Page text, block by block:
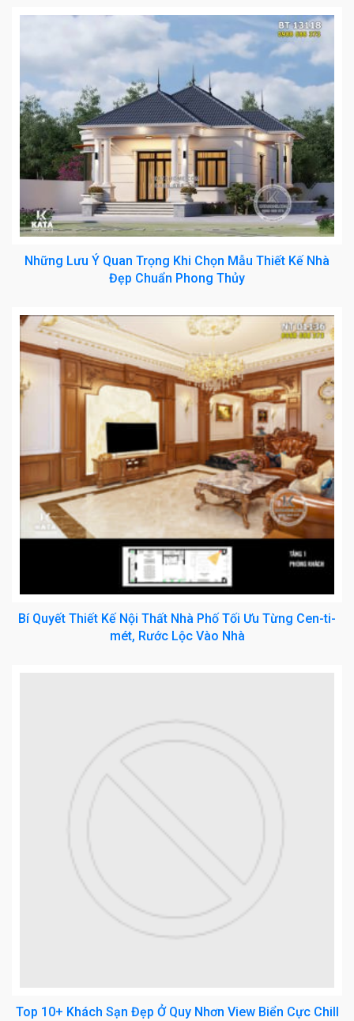
Những Lưu Ý Quan Trọng Khi Chọn Mẫu Thiết Kế Nhà
Đẹp Chuẩn Phong Thủy
Bí Quyết Thiết Kế Nội Thất Nhà Phố Tối Ưu Từng Cen-ti-
mét, Rước Lộc Vào Nhà
Top 10+ Khách Sạn Đẹp Ở Quy Nhơn View Biển Cực Chill